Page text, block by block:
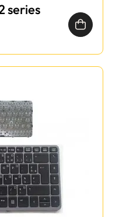
series